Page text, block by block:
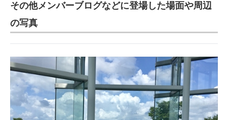
その他メンバーブログなどに登場した場面や周辺
の写真